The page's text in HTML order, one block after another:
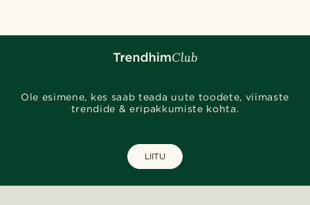
Ole esimene, kes saab teada uute toodete, viimaste
trendide & eripakkumiste kohta.
LIITU